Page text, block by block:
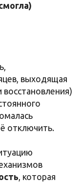
выходящая
отключить.
, которая